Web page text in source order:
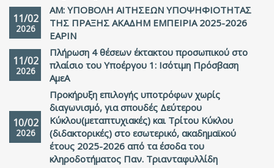
11/02
2026
ΑΜ: ΥΠΟΒΟΛΗ ΑΙΤΗΣΕΩΝ ΥΠΟΨΗΦΙΟΤΗΤΑΣ
ΤΗΣ ΠΡΑΞΗΣ ΑΚΑΔΗΜ ΕΜΠΕΙΡΙΑ 2025-2026
ΕΑΡΙΝ
11/02
2026
Πλήρωση 4 θέσεων έκτακτου προσωπικού στο
πλαίσιο του Υποέργου 1: Ισότιμη Πρόσβαση
ΑμεΑ
10/02
2026
Προκήρυξη επιλογής υποτρόφων χωρίς
διαγωνισμό, για σπουδές Δεύτερου
Κύκλου(μεταπτυχιακές) και Τρίτου Κύκλου
(διδακτορικές) στο εσωτερικό, ακαδημαϊκού
έτους 2025-2026 από τα έσοδα του
κληροδοτήματος Παν. Τριανταφυλλίδη